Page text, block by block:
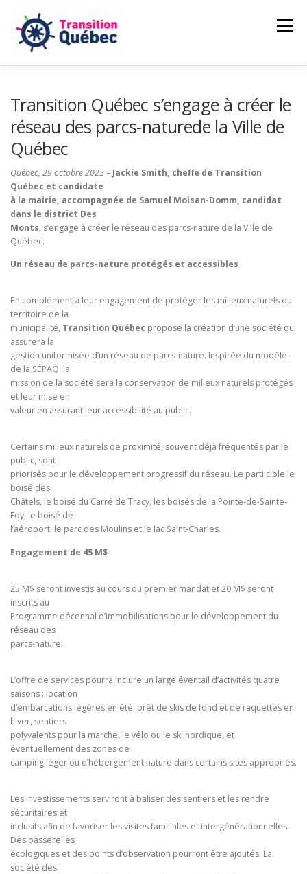
contenu
Menu
NOS ENGAGEMENTS
NOUVELLES FAIRE UN DON
Transition Québec s’engage à créer le
réseau des parcs-naturede la Ville de
Québec
Québec, 29 octobre 2025– Jackie Smith, cheffe de Transition
Québec et candidate
à la mairie, accompagnée de Samuel Moisan-Domm, candidat
dans le district Des
Monts, s’engage à créer le réseau des parcs-nature de la Ville de
Québec.
Un réseau de parcs-nature protégés et accessibles
En complément à leur engagement de protéger les milieux naturels du
territoire de la
municipalité, Transition Québec propose la création d’une société qui
assurera la
gestion uniformisée d’un réseau de parcs-nature. Inspirée du modèle
de la SÉPAQ, la
mission de la société sera la conservation de milieux naturels protégés
et leur mise en
valeur en assurant leur accessibilité au public.
Certains milieux naturels de proximité, souvent déjà fréquentés par le
public, sont
priorisés pour le développement progressif du réseau. Le parti cible le
boisé des
Châtels, le boisé du Carré de Tracy, les boisés de la Pointe-de-Sainte-
Foy, le boisé de
l’aéroport, le parc des Moulins et le lac Saint-Charles.
Engagement de 45 M$
25 M$ seront investis au cours du premier mandat et 20 M$ seront
inscrits au
Programme décennal d’immobilisations pour le développement du
réseau des
parcs-nature.
L’offre de services pourra inclure un large éventail d’activités quatre
saisons : location
d’embarcations légères en été, prêt de skis de fond et de raquettes en
hiver, sentiers
polyvalents pour la marche, le vélo ou le ski nordique, et
éventuellement des zones de
camping léger ou d’hébergement nature dans certains sites appropriés.
Les investissements serviront à baliser des sentiers et les rendre
sécuritaires et
inclusifs afin de favoriser les visites familiales et intergénérationnelles.
Des passerelles
écologiques et des points d’observation pourront être ajoutés. La
société des